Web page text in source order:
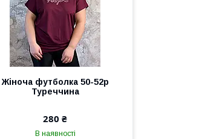
Жіноча футболка 50-52р
Туреччина
280 ₴
В наявності